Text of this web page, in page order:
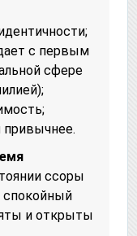
с первым
сфере
привычнее.
ссоры
спокойный
и открыты